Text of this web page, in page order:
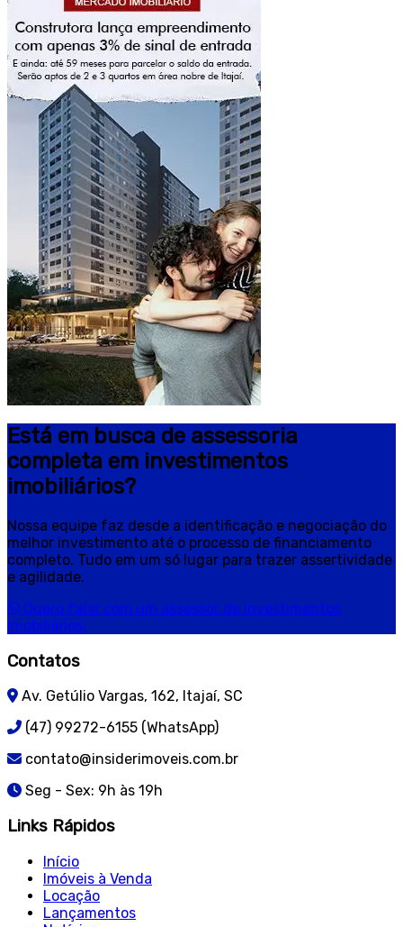
Está em busca de assessoria
completa em investimentos
imobiliários?
Nossa equipe faz desde a identificação e negociação do
melhor investimento até o processo de financiamento
completo. Tudo em um só lugar para trazer assertividade
e agilidade.
Quero falar com um assessor de investimentos
imobiliários.
Contatos
Av. Getúlio Vargas, 162, Itajaí, SC
(47) 99272-6155 (WhatsApp)
contato@insiderimoveis.com.br
Seg - Sex: 9h às 19h
Links Rápidos
Início
Imóveis à Venda
Locação
Lançamentos